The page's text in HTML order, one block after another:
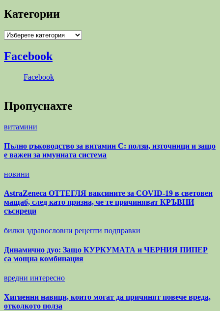
Категории
Категории
Facebook
Facebook
Пропуснахте
витамини
Пълно ръководство за витамин С: ползи, източници и защо
е важен за имунната система
новини
AstraZeneca ОТТЕГЛЯ ваксините за COVID-19 в световен
мащаб, след като призна, че те причиняват КРЪВНИ
съсиреци
билки здравословни рецепти подправки
Динамично дуо: Защо КУРКУМАТА и ЧЕРНИЯ ПИПЕР
са мощна комбинация
вредни интересно
Хигиенни навици, които могат да причинят повече вреда,
отколкото полза